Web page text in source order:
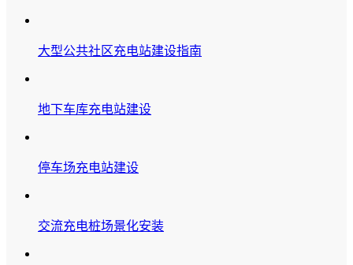
大型公共社区充电站建设指南
地下车库充电站建设
停车场充电站建设
交流充电桩场景化安装